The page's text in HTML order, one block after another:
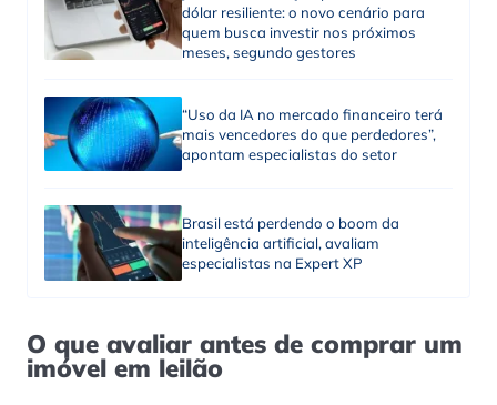
dólar resiliente: o novo cenário para
quem busca investir nos próximos
meses, segundo gestores
“Uso da IA no mercado financeiro terá
mais vencedores do que perdedores”,
apontam especialistas do setor
Brasil está perdendo o boom da
inteligência artificial, avaliam
especialistas na Expert XP
O que avaliar antes de comprar um
imóvel em leilão